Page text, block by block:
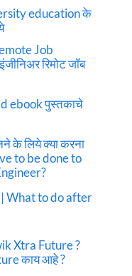
education के
Job
रिमोट जॉब
ebook पुस्तकाचे
के लिये क्या करना
to be done to
| What to do after
Xtra Future ?
काय आहे ?